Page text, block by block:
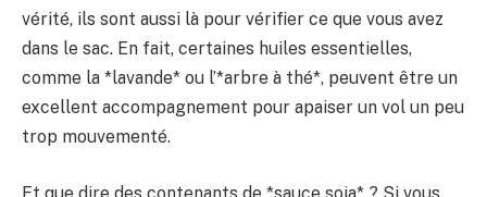
vérité, ils sont aussi là pour vérifier ce que vous avez
dans le sac. En fait, certaines huiles essentielles,
comme la *lavande* ou l’*arbre à thé*, peuvent être un
excellent accompagnement pour apaiser un vol un peu
trop mouvementé.